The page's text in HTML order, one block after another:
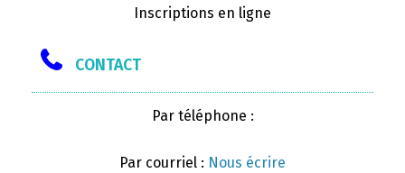
Inscriptions en ligne
CONTACT
Par téléphone :
Par courriel : Nous écrire